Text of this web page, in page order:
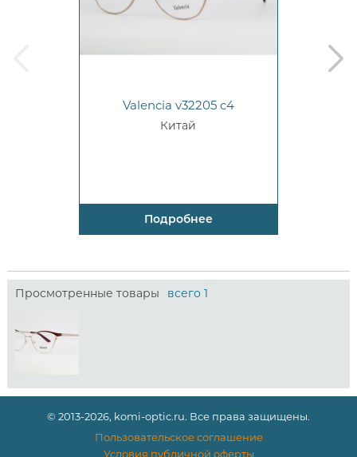
Valencia v32205 c4
Китай
Подробнее
next
Просмотренные товары всего 1
© 2013-2026, komi-optic.ru. Все права защищены.
Пользовательское соглашение
Условия публичной оферты